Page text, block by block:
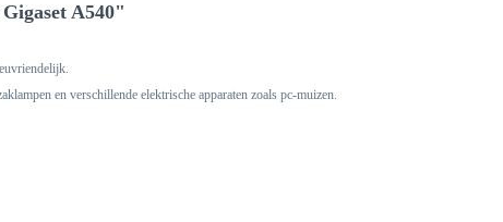
A540"
en verschillende elektrische apparaten zoals pc-muizen.